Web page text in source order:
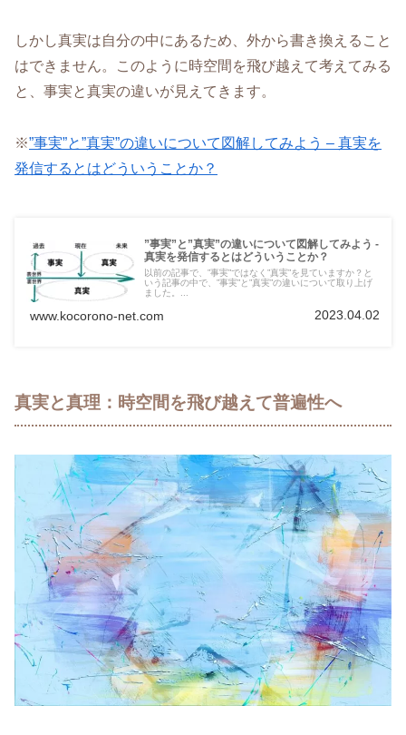
しかし真実は自分の中にあるため、外から書き換えること
はできません。このように時空間を飛び越えて考えてみる
と、事実と真実の違いが見えてきます。
※”事実”と”真実”の違いについて図解してみよう – 真実を
発信するとはどういうことか？
”事実”と”真実”の違いについて図解してみよう -
真実を発信するとはどういうことか？
以前の記事で、”事実”ではなく”真実”を見ていますか？と
いう記事の中で、”事実”と”真実”の違いについて取り上げ
ました。...
www.kocorono-net.com 2023.04.02
真実と真理：時空間を飛び越えて普遍性へ